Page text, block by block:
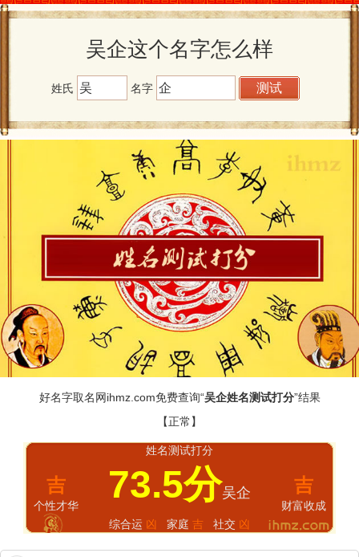
吴企这个名字怎么样
姓氏 名字
好名字取名网ihmz.com免费查询“吴企姓名测试打分”结果
【正常】
吉
个性才华
姓名测试打分
73.5分吴企
综合运 凶 家庭 吉 社交 凶
吉
财富收成